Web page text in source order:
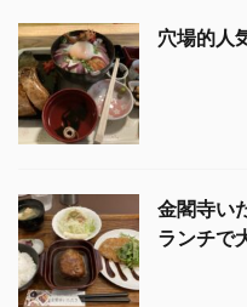
穴場的人
金閣寺い
ランチで